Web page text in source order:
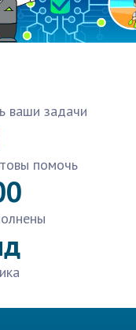
ваши задачи
помочь